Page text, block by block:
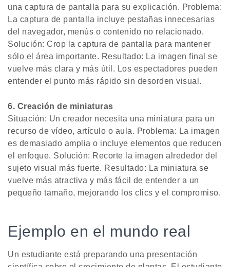
una captura de pantalla para su explicación. Problema:
La captura de pantalla incluye pestañas innecesarias
del navegador, menús o contenido no relacionado.
Solución: Crop la captura de pantalla para mantener
sólo el área importante. Resultado: La imagen final se
vuelve más clara y más útil. Los espectadores pueden
entender el punto más rápido sin desorden visual.
6. Creación de miniaturas
Situación: Un creador necesita una miniatura para un
recurso de vídeo, artículo o aula. Problema: La imagen
es demasiado amplia o incluye elementos que reducen
el enfoque. Solución: Recorte la imagen alrededor del
sujeto visual más fuerte. Resultado: La miniatura se
vuelve más atractiva y más fácil de entender a un
pequeño tamaño, mejorando los clics y el compromiso.
Ejemplo en el mundo real
Un estudiante está preparando una presentación